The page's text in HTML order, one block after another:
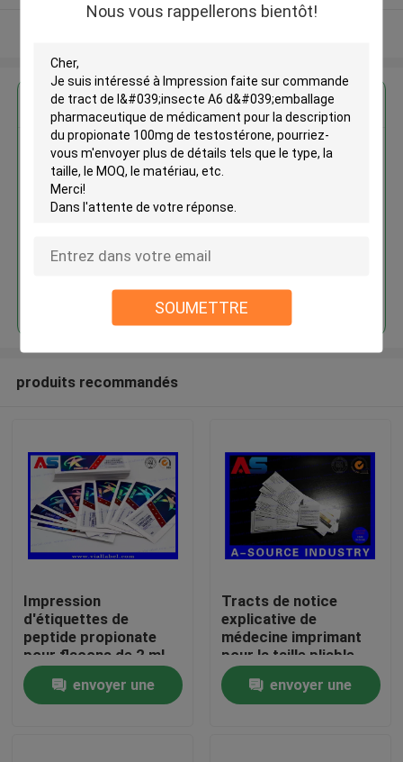
Nous vous rappellerons bientôt!
SOUMETTRE
Maison
Produits
Impression faite sur commande
de tract de l'insecte A6
médicament pour la description
testostérone
Continuer
produits recommandés
Impression
d'étiquettes de
peptide propionate
pour flacons de 2 ml
envoyer une
Tracts de notice
explicative de
médecine imprimant
pour la taille pliable
45mm de l'injection
10ml
envoyer une